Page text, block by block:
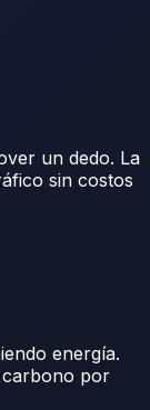
un dedo. La
sin costos
energía.
carbono por